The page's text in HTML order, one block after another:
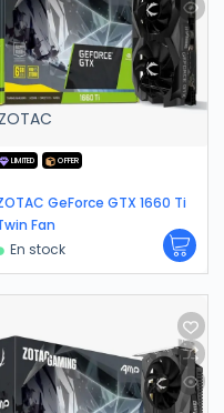
ZOTAC
LIMITED OFFER
GeForce GTX 1660 Ti
Fan
En stock